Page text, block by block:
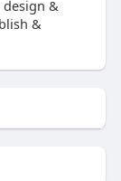
&
&